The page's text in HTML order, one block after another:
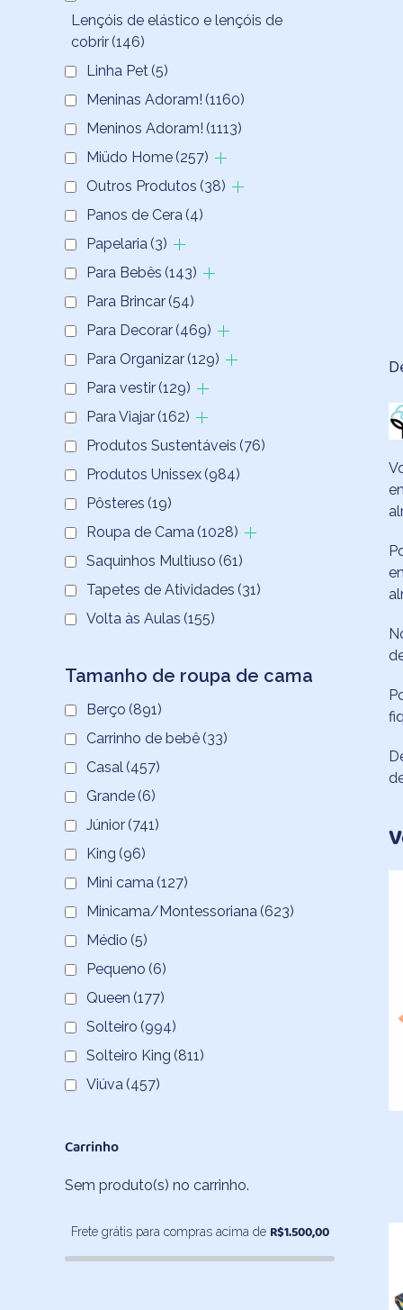
Lençóis de elástico e lençóis de
cobrir (146)
Linha Pet (5)
Meninas Adoram! (1160)
Meninos Adoram! (1113)
Miüdo Home (257)
Outros Produtos (38)
Panos de Cera (4)
Papelaria (3)
Para Bebês (143)
Para Brincar (54)
Para Decorar (469)
Para Organizar (129)
Para vestir (129)
Para Viajar (162)
Produtos Sustentáveis (76)
Produtos Unissex (984)
Pôsteres (19)
Roupa de Cama (1028)
Saquinhos Multiuso (61)
Tapetes de Atividades (31)
Volta às Aulas (155)
Tamanho de roupa de cama
Berço (891)
Carrinho de bebê (33)
Casal (457)
Grande (6)
Júnior (741)
King (96)
Mini cama (127)
Minicama/Montessoriana (623)
Médio (5)
Pequeno (6)
Queen (177)
Solteiro (994)
Solteiro King (811)
Viúva (457)
Carrinho
Sem produto(s) no carrinho.
Frete grátis para compras acima de R$1.500,00